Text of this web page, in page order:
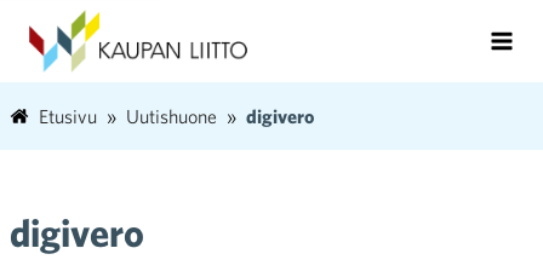
Etusivu Uutishuone digivero
digivero